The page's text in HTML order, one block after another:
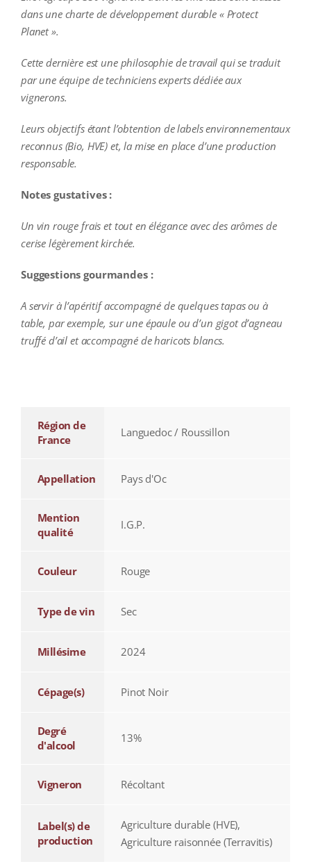
dans une charte de développement durable « Protect
Planet ».
Cette dernière est une philosophie de travail qui se traduit
par une équipe de techniciens experts dédiée aux
vignerons.
Leurs objectifs étant l’obtention de labels environnementaux
reconnus (Bio, HVE) et, la mise en place d’une production
responsable.
Notes gustatives :
Un vin rouge frais et tout en élégance avec des arômes de
cerise légèrement kirchée.
Suggestions gourmandes :
A servir à l’apéritif accompagné de quelques tapas ou à
table, par exemple, sur une épaule ou d’un gigot d’agneau
truffé d’ail et accompagné de haricots blancs.
Région de
France
Languedoc / Roussillon
Appellation Pays d'Oc
Mention
qualité
I.G.P.
Couleur Rouge
Type de vin Sec
Millésime 2024
Cépage(s) Pinot Noir
Degré
d'alcool
13%
Vigneron Récoltant
Label(s) de
production
Agriculture durable (HVE),
Agriculture raisonnée (Terravitis)